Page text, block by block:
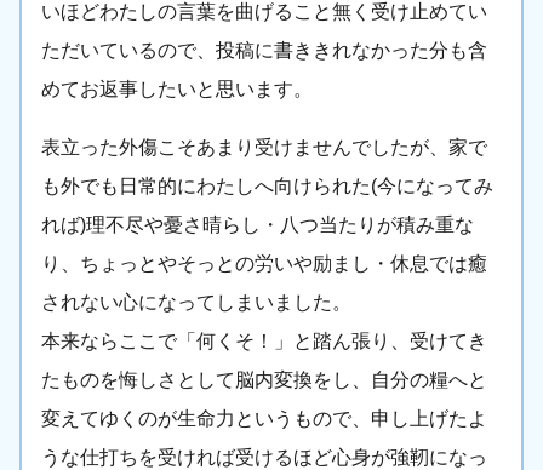
いほどわたしの言葉を曲げること無く受け止めてい
ただいているので、投稿に書ききれなかった分も含
めてお返事したいと思います。
表立った外傷こそあまり受けませんでしたが、家で
も外でも日常的にわたしへ向けられた(今になってみ
れば)理不尽や憂さ晴らし・八つ当たりが積み重な
り、ちょっとやそっとの労いや励まし・休息では癒
されない心になってしまいました。
本来ならここで「何くそ！」と踏ん張り、受けてき
たものを悔しさとして脳内変換をし、自分の糧へと
変えてゆくのが生命力というもので、申し上げたよ
うな仕打ちを受ければ受けるほど心身が強靭になっ